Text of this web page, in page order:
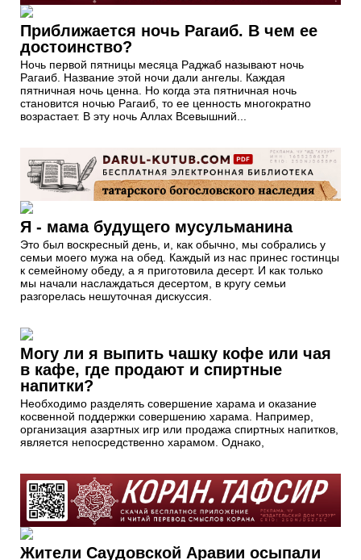
Приближается ночь Рагаиб. В чем ее
достоинство?
Ночь первой пятницы месяца Раджаб называют ночь
Рагаиб. Название этой ночи дали ангелы. Каждая
пятничная ночь ценна. Но когда эта пятничная ночь
становится ночью Рагаиб, то ее ценность многократно
возрастает. В эту ночь Аллах Всевышний...
Я - мама будущего мусульманина
Это был воскресный день, и, как обычно, мы собрались у
семьи моего мужа на обед. Каждый из нас принес гостинцы
к семейному обеду, а я приготовила десерт. И как только
мы начали наслаждаться десертом, в кругу семьи
разгорелась нешуточная дискуссия.
Могу ли я выпить чашку кофе или чая
в кафе, где продают и спиртные
напитки?
Необходимо разделять совершение харама и оказание
косвенной поддержки совершению харама. Например,
организация азартных игр или продажа спиртных напитков,
является непосредственно харамом. Однако,
Жители Саудовской Аравии осыпали